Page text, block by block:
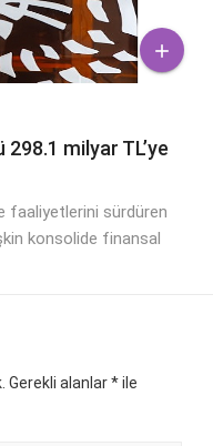

milyar TL’ye
faaliyetlerini sürdüren
konsolide finansal
Gerekli alanlar*ile